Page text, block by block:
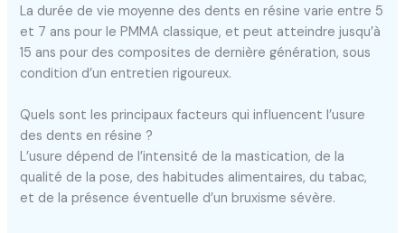
La durée de vie moyenne des dents en résine varie entre 5
et 7 ans pour le PMMA classique, et peut atteindre jusqu’à
15 ans pour des composites de dernière génération, sous
condition d’un entretien rigoureux.
Quels sont les principaux facteurs qui influencent l’usure
des dents en résine ?
L’usure dépend de l’intensité de la mastication, de la
qualité de la pose, des habitudes alimentaires, du tabac,
et de la présence éventuelle d’un bruxisme sévère.